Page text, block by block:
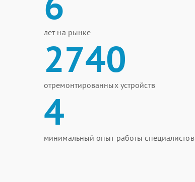
лет на рынке
2740
отремонтированных устройств
4
минимальный опыт работы специалистов